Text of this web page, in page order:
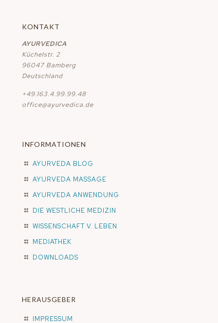
KONTAKT
AYURVEDICA
Küchelstr. 2
96047 Bamberg
Deutschland
+49.163.4.99.99.48
office@ayurvedica.de
INFORMATIONEN
AYURVEDA BLOG
AYURVEDA MASSAGE
AYURVEDA ANWENDUNG
DIE WESTLICHE MEDIZIN
WISSENSCHAFT V. LEBEN
MEDIATHEK
DOWNLOADS
HERAUSGEBER
IMPRESSUM